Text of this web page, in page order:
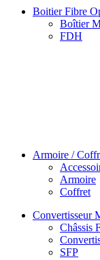
Boitier Fibre
Boîtier
FDH
Armoire /
Armoire
Coffret
Convertisseur
Châssis
SFP